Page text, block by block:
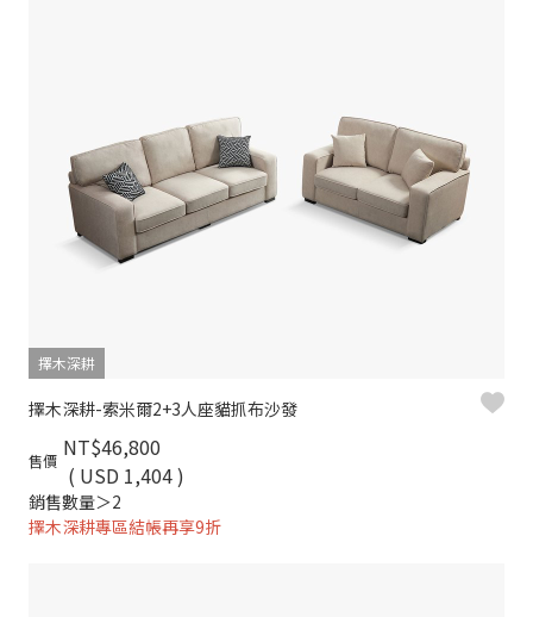
擇木深耕
擇木深耕-索米爾2+3人座貓抓布沙發
售價 NT$46,800
( USD 1,404 )
銷售數量＞2
擇木深耕專區結帳再享9折